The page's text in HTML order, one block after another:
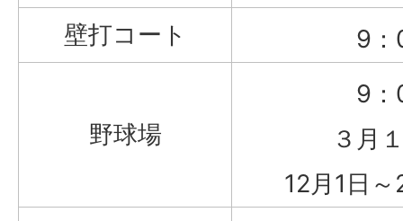
壁打コート 9：
野球場
9：
３月
12月1日